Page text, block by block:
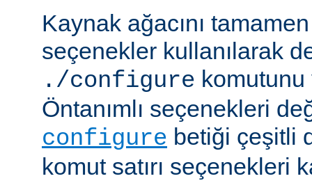
Kaynak ağacını tamamen
seçenekler kullanılarak
./configure
Öntanımlı seçenekleri
configure betiği çeşitli
komut satırı seçenekleri